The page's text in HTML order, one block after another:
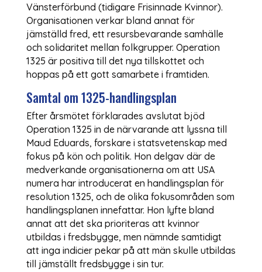
Vänsterförbund (tidigare Frisinnade Kvinnor).
Organisationen verkar bland annat för
jämställd fred, ett resursbevarande samhälle
och solidaritet mellan folkgrupper. Operation
1325 är positiva till det nya tillskottet och
hoppas på ett gott samarbete i framtiden.
Samtal om 1325-handlingsplan
Efter årsmötet förklarades avslutat bjöd
Operation 1325 in de närvarande att lyssna till
Maud Eduards, forskare i statsvetenskap med
fokus på kön och politik. Hon delgav där de
medverkande organisationerna om att USA
numera har introducerat en handlingsplan för
resolution 1325, och de olika fokusområden som
handlingsplanen innefattar. Hon lyfte bland
annat att det ska prioriteras att kvinnor
utbildas i fredsbygge, men nämnde samtidigt
att inga indicier pekar på att män skulle utbildas
till jämställt fredsbygge i sin tur.